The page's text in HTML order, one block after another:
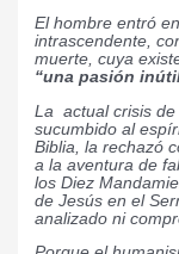
El hombre entró
intrascendente,
muerte, cuya
“una pasión
La actual crisis de
sucumbido al
Biblia, la rechazó
a la aventura de
los Diez
de Jesús en el
analizado ni